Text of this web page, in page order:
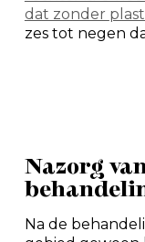
dat zonder
zes tot negen
Nazorg
Na de